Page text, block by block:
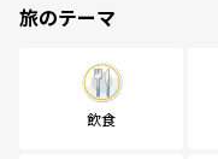
旅のテーマ
飲食